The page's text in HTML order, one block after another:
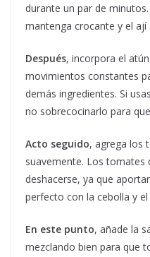
durante un par de
mantenga crocante y el
Después, incorpora el
movimientos constantes
demás ingredientes. Si
no sobrecocinarlo para
Acto seguido, agrega los
suavemente. Los tomates
deshacerse, ya que
perfecto con la cebolla y el
En este punto, añade la
mezclando bien para que